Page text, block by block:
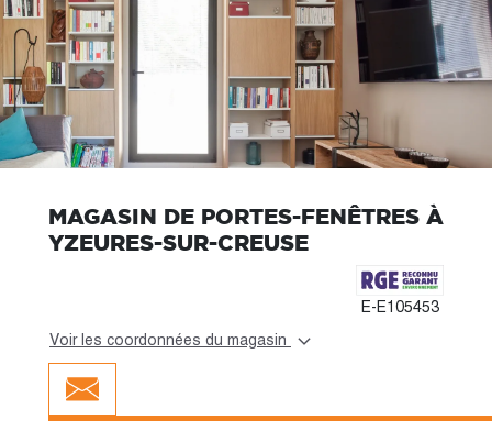
MAGASIN DE PORTES-FENÊTRES À
YZEURES-SUR-CREUSE
E-E105453
Voir les coordonnées du magasin